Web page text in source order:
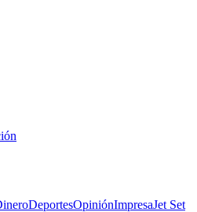
DeportesOpiniónImpresaJet Set